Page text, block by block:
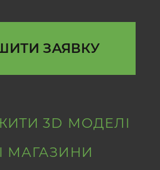
3D МОДЕЛІ
МАГАЗИНИ
ЗАЯВКУ